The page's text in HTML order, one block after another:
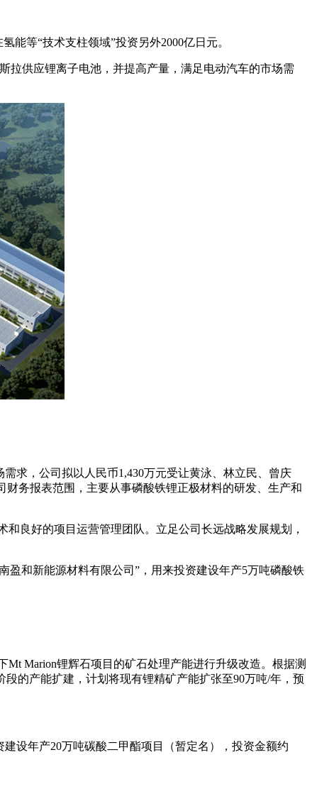
能等“技术支柱领域”投资另外2000亿日元。
拉供应锂离子电池，并提高产量，满足电动汽车的市场需
求，公司拟以人民币1,430万元受让黄泳、林立民、曾庆
务报表范围，主要从事磷酸铁锂正极材料的研发、生产和
良好的项目运营管理团队。立足公司长远战略发展规划，
和新能源材料有限公司”，用来投资建设年产5万吨磷酸铁
Mt Marion锂辉石项目的矿石处理产能进行升级改造。根据测
的产能扩建，计划将现有锂精矿产能扩张至90万吨/年，预
设年产20万吨碳酸二甲酯项目（暂定名），投资金额约